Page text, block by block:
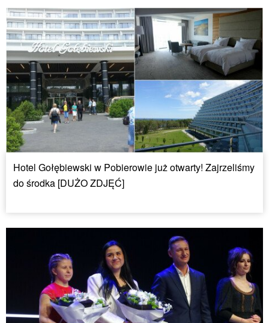
Hotel Gołębiewski w Pobierowie już otwarty! Zajrzeliśmy
do środka [DUŻO ZDJĘĆ]